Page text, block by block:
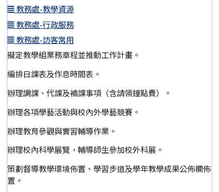
教務處-教學資源
教務處-行政服務
教務處-訪客常用
擬定教學組業務章程並推動工作計畫。
編排日課表及作息時間表。
辦理調課、代課及補課事項（含請領鐘點費）。
辦理各項學藝活動與校內外學藝競賽。
辦理教育參觀與實習輔導作業。
辦理校內科學展覽，輔導師生參加校外科展。
策劃督導教學環境佈置、學習步道及學年教學成果公佈欄佈
置。